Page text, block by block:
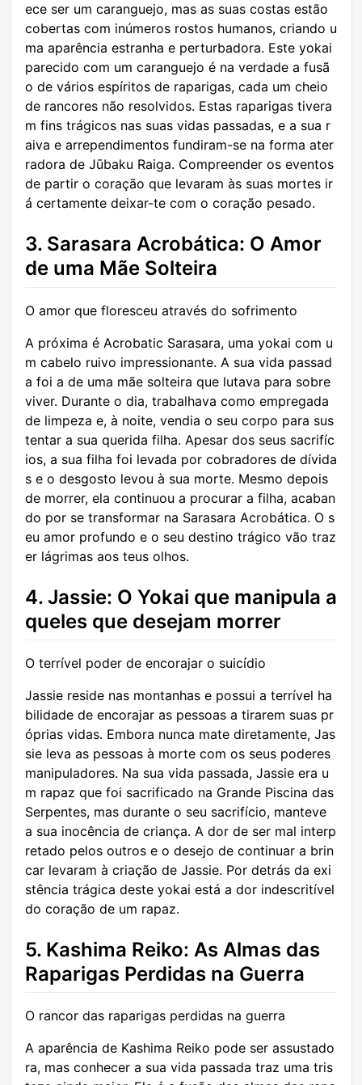
ece ser um caranguejo, mas as suas costas estão
cobertas com inúmeros rostos humanos, criando u
ma aparência estranha e perturbadora. Este yokai
parecido com um caranguejo é na verdade a fusã
o de vários espíritos de raparigas, cada um cheio
de rancores não resolvidos. Estas raparigas tivera
m fins trágicos nas suas vidas passadas, e a sua r
aiva e arrependimentos fundiram-se na forma ater
radora de Jūbaku Raiga. Compreender os eventos
de partir o coração que levaram às suas mortes ir
á certamente deixar-te com o coração pesado.
3. Sarasara Acrobática: O Amor
de uma Mãe Solteira
O amor que floresceu através do sofrimento
A próxima é Acrobatic Sarasara, uma yokai com u
m cabelo ruivo impressionante. A sua vida passad
a foi a de uma mãe solteira que lutava para sobre
viver. Durante o dia, trabalhava como empregada
de limpeza e, à noite, vendia o seu corpo para sus
tentar a sua querida filha. Apesar dos seus sacrifíc
ios, a sua filha foi levada por cobradores de dívida
s e o desgosto levou à sua morte. Mesmo depois
de morrer, ela continuou a procurar a filha, acaban
do por se transformar na Sarasara Acrobática. O s
eu amor profundo e o seu destino trágico vão traz
er lágrimas aos teus olhos.
4. Jassie: O Yokai que manipula a
queles que desejam morrer
O terrível poder de encorajar o suicídio
Jassie reside nas montanhas e possui a terrível ha
bilidade de encorajar as pessoas a tirarem suas pr
óprias vidas. Embora nunca mate diretamente, Jas
sie leva as pessoas à morte com os seus poderes
manipuladores. Na sua vida passada, Jassie era u
m rapaz que foi sacrificado na Grande Piscina das
Serpentes, mas durante o seu sacrifício, manteve
a sua inocência de criança. A dor de ser mal interp
retado pelos outros e o desejo de continuar a brin
car levaram à criação de Jassie. Por detrás da exi
stência trágica deste yokai está a dor indescritível
do coração de um rapaz.
5. Kashima Reiko: As Almas das
Raparigas Perdidas na Guerra
O rancor das raparigas perdidas na guerra
A aparência de Kashima Reiko pode ser assustado
ra, mas conhecer a sua vida passada traz uma tris